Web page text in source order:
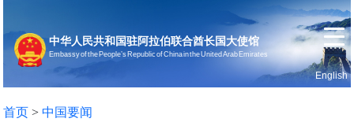
中华人民共和国驻阿拉伯联合酋长国大使馆
Embassy of the People’s Republic of China in the United Arab Emirates
English
首页 >中国要闻